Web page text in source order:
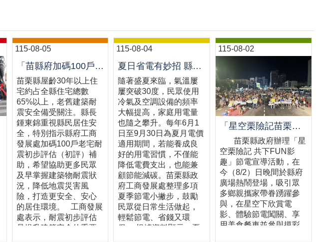
115-08-05
「苗縣府加碼100戶老宅耐震初評補助，鼓勵民眾踴躍申請」
苗栗縣屋齡30年以上住
宅約占全縣住宅總數
65%以上，老舊建築耐
震安全備受關注。縣長
鍾東錦重視縣民居住安
全，特別指示縣府工商
發展處加碼100戶老宅耐
震初步評估（初評）補
助，希望協助更多民眾
及早掌握建築物耐震狀
況，降低地震災害風
險，打造更安全、安心
的居住環境。 工商發展
處表示，耐震初步評估
是提升建築安全的重要
115-08-04
夏日省電有妙招 縣府教您聰明用電省荷包
隨著盛夏來臨，氣溫屢
屢突破30度，民眾使用
冷氣及空調設備的頻率
大幅提高，家庭用電量
也隨之攀升。每年6月1
日至9月30日為夏月電價
適用期間，若能養成良
好的用電習慣，不僅能
降低電費支出，也能兼
顧節能減碳。苗栗縣政
府工商發展處整理多項
夏季節電小撇步，鼓勵
民眾從日常生活做起，
輕鬆節電、省錢又環
保。 根據資料顯示，夏
115-08-02
「星空栗險記苗栗場熱鬧登場 千人齊聚星空電影院 節能宣導寓教於樂」新聞稿
苗栗縣政府辦理「星
空栗險記 共下FUN影
趣」節電宣導活動，在
今（8/2）日晚間於縣府
廣場熱鬧登場，吸引眾
多鄉親攜家帶眷踴躍參
與，在星空下欣賞電
影、體驗節電闖關、享
用美食餐車並參與摸彩